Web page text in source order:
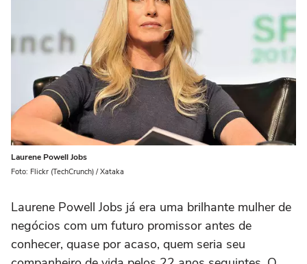
Laurene Powell Jobs
Foto: Flickr (TechCrunch) / Xataka
Laurene Powell Jobs já era uma brilhante mulher de
negócios com um futuro promissor antes de
conhecer, quase por acaso, quem seria seu